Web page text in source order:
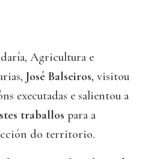
Agricultura e
José Balseiros, visitou
executadas e salientou a
traballos para a
do territorio.